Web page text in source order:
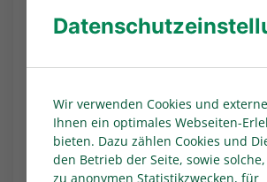
zwischen Fortuna Köln und dem SC
Wiedenbrück am Samstag ab 14
Gäste aus Ostwestfalen sind
"Motor" der Fortuna war zuletzt
wenig ins Stottern geraten. Aus
vergangenen drei Spielen holten
Wir verwenden Cookies und
Ihnen ein optimales Webseiten-
bieten. Dazu zählen Cookies und
den Betrieb der Seite, sowie
zu anonymen Statistikzwecken, für